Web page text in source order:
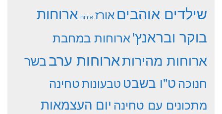
שילדים אוהביםאורז אירוח ארוחות
בוקר ובראנץ'ארוחות במחבת
ארוחות מהירותארוחות ערבבשר
חנוכהט"ו בשבט טבעונותטחינה
מתכונים עם טחינה יום העצמאות